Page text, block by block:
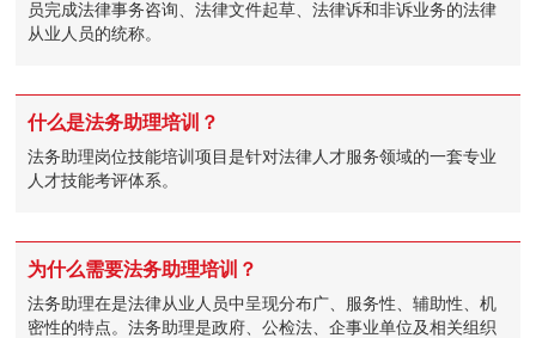
员完成法律事务咨询、法律文件起草、法律诉和非诉业务的法律
从业人员的统称。
什么是法务助理培训？
法务助理岗位技能培训项目是针对法律人才服务领域的一套专业
人才技能考评体系。
为什么需要法务助理培训？
法务助理在是法律从业人员中呈现分布广、服务性、辅助性、机
密性的特点。法务助理是政府、公检法、企事业单位及相关组织